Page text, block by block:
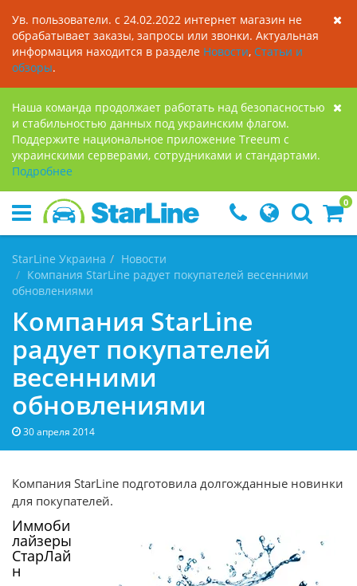
Ув. пользователи. с 24.02.2022 интернет магазин не
обрабатывает заказы, запросы или звонки. Актуальная
информация находится в разделе Новости, Статьи и
обзоры.
Наша команда продолжает работать над безопасностью
и стабильностью данных под украинским флагом.
Поддержите национальное приложение Treeum с
украинскими серверами, сотрудниками и стандартами.
Подробнее
0
StarLine Украина
Новости
Компания StarLine радует покупателей весенними
обновлениями
Компания StarLine
радует покупателей
весенними
обновлениями
30 апреля 2014
Компания StarLine подготовила долгожданные новинки
для покупателей.
Иммоби
лайзеры
СтарЛай
н